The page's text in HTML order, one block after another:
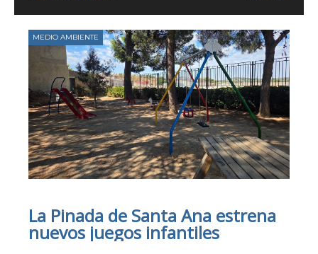
MEDIO AMBIENTE
La Pinada de Santa Ana estrena
nuevos juegos infantiles